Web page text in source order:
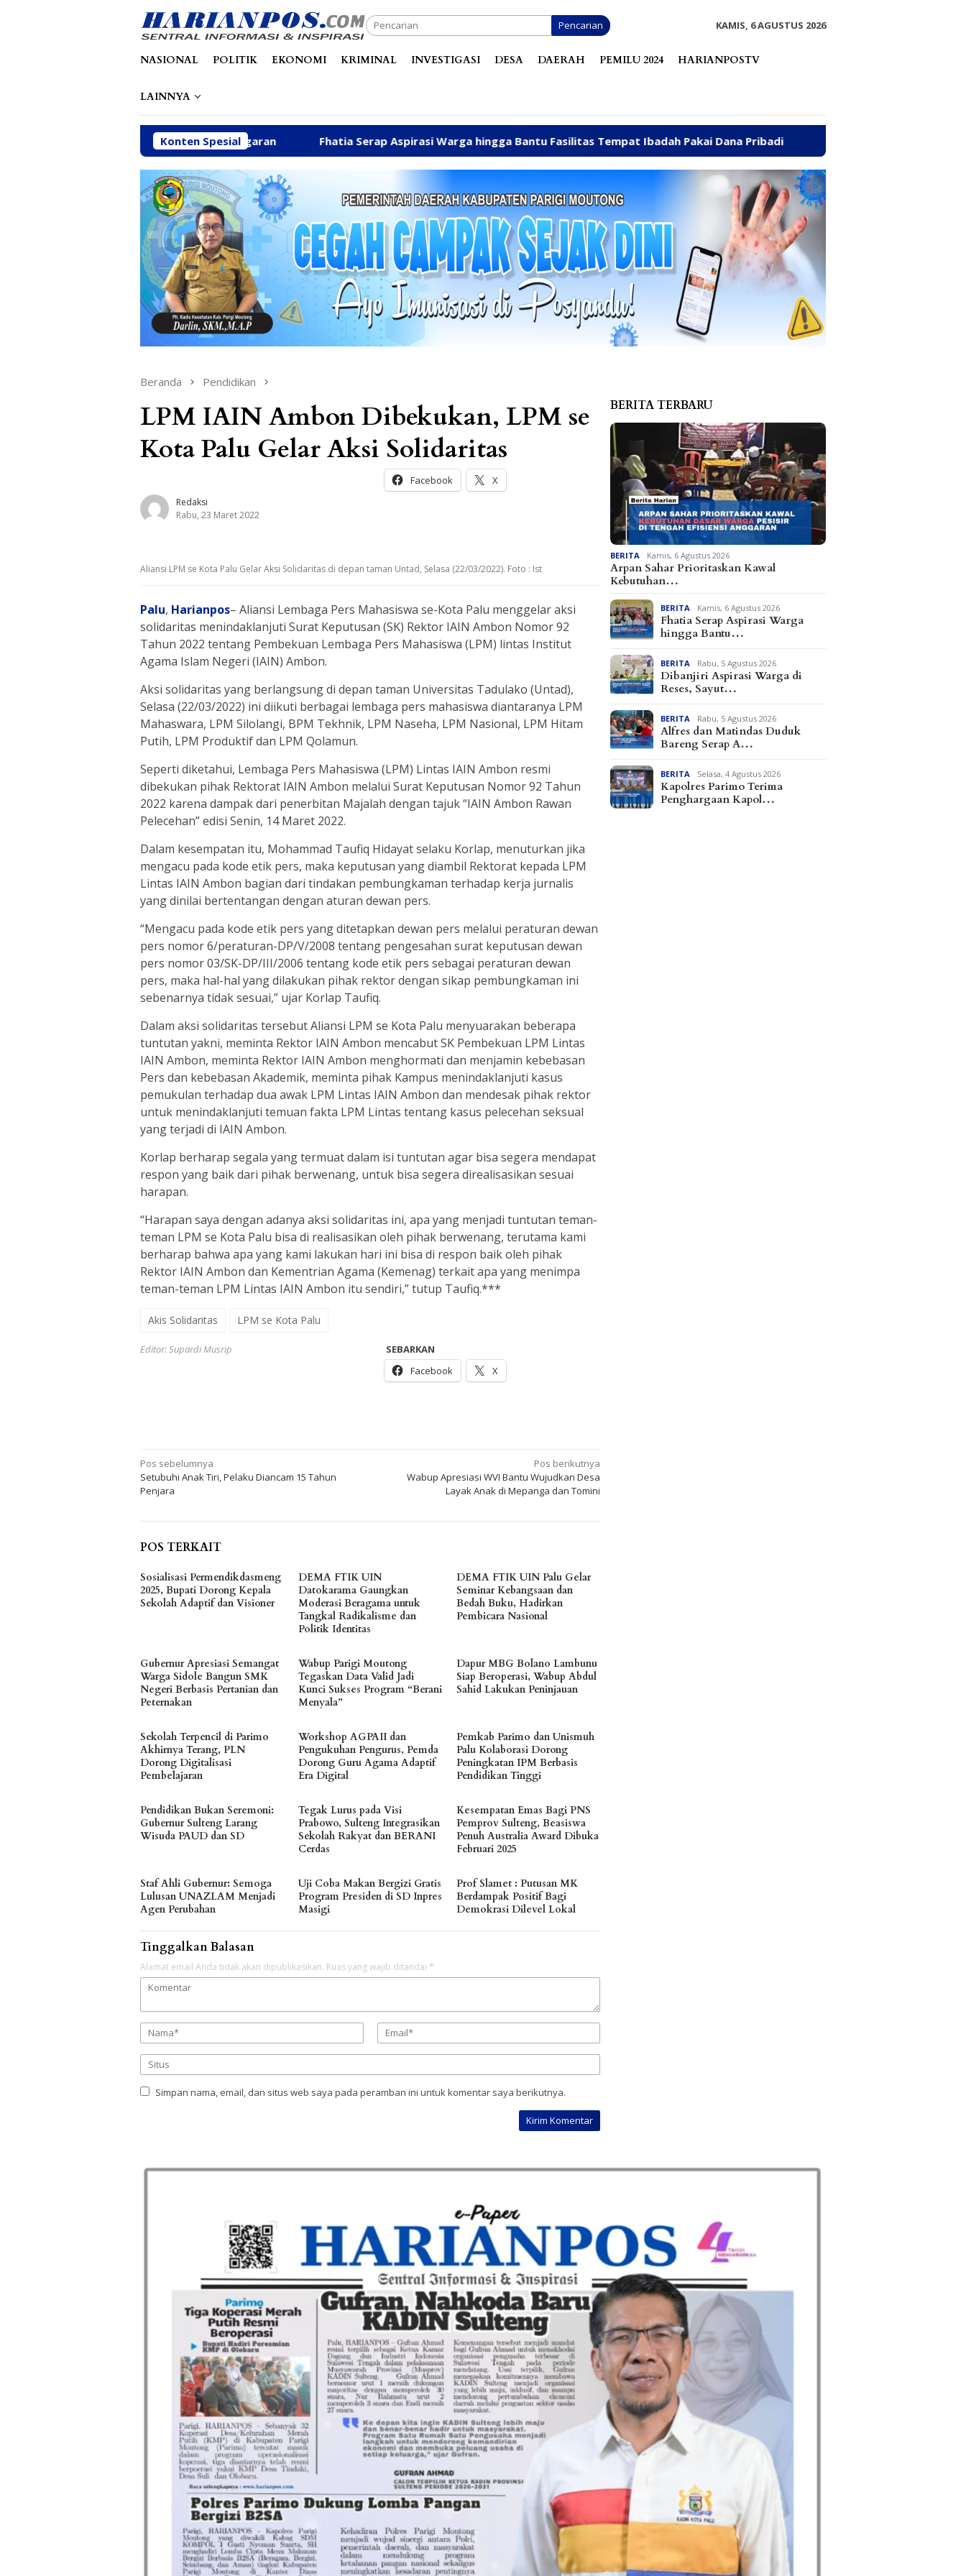
Pencarian KAMIS, 6 AGUSTUS 2026
NASIONAL POLITIK EKONOMI KRIMINAL INVESTIGASI DESA DAERAH PEMILU 2024 HARIANPOSTV
LAINNYA
Konten Spesial
Tengah Efisiensi Anggaran Fhatia Serap Aspirasi Warga hingga Bantu Fasilitas Tempat Ibadah Pakai Dana Pribadi Dibanjiri Aspirasi Warga di Reses, Sayutin
Beranda Pendidikan
LPM IAIN Ambon Dibekukan, LPM se
Kota Palu Gelar Aksi Solidaritas
Redaksi
Rabu, 23 Maret 2022
Facebook X
Aliansi LPM se Kota Palu Gelar Aksi Solidaritas di depan taman Untad, Selasa (22/03/2022). Foto : Ist
Palu, Harianpos– Aliansi Lembaga Pers Mahasiswa se-Kota Palu menggelar aksi
solidaritas menindaklanjuti Surat Keputusan (SK) Rektor IAIN Ambon Nomor 92
Tahun 2022 tentang Pembekuan Lembaga Pers Mahasiswa (LPM) lintas Institut
Agama Islam Negeri (IAIN) Ambon.
Aksi solidaritas yang berlangsung di depan taman Universitas Tadulako (Untad),
Selasa (22/03/2022) ini diikuti berbagai lembaga pers mahasiswa diantaranya LPM
Mahaswara, LPM Silolangi, BPM Tekhnik, LPM Naseha, LPM Nasional, LPM Hitam
Putih, LPM Produktif dan LPM Qolamun.
Seperti diketahui, Lembaga Pers Mahasiswa (LPM) Lintas IAIN Ambon resmi
dibekukan pihak Rektorat IAIN Ambon melalui Surat Keputusan Nomor 92 Tahun
2022 karena dampak dari penerbitan Majalah dengan tajuk “IAIN Ambon Rawan
Pelecehan” edisi Senin, 14 Maret 2022.
Dalam kesempatan itu, Mohammad Taufiq Hidayat selaku Korlap, menuturkan jika
mengacu pada kode etik pers, maka keputusan yang diambil Rektorat kepada LPM
Lintas IAIN Ambon bagian dari tindakan pembungkaman terhadap kerja jurnalis
yang dinilai bertentangan dengan aturan dewan pers.
“Mengacu pada kode etik pers yang ditetapkan dewan pers melalui peraturan dewan
pers nomor 6/peraturan-DP/V/2008 tentang pengesahan surat keputusan dewan
pers nomor 03/SK-DP/III/2006 tentang kode etik pers sebagai peraturan dewan
pers, maka hal-hal yang dilakukan pihak rektor dengan sikap pembungkaman ini
sebenarnya tidak sesuai,” ujar Korlap Taufiq.
Dalam aksi solidaritas tersebut Aliansi LPM se Kota Palu menyuarakan beberapa
tuntutan yakni, meminta Rektor IAIN Ambon mencabut SK Pembekuan LPM Lintas
IAIN Ambon, meminta Rektor IAIN Ambon menghormati dan menjamin kebebasan
Pers dan kebebasan Akademik, meminta pihak Kampus menindaklanjuti kasus
pemukulan terhadap dua awak LPM Lintas IAIN Ambon dan mendesak pihak rektor
untuk menindaklanjuti temuan fakta LPM Lintas tentang kasus pelecehan seksual
yang terjadi di IAIN Ambon.
Korlap berharap segala yang termuat dalam isi tuntutan agar bisa segera mendapat
respon yang baik dari pihak berwenang, untuk bisa segera direalisasikan sesuai
harapan.
“Harapan saya dengan adanya aksi solidaritas ini, apa yang menjadi tuntutan teman-
teman LPM se Kota Palu bisa di realisasikan oleh pihak berwenang, terutama kami
berharap bahwa apa yang kami lakukan hari ini bisa di respon baik oleh pihak
Rektor IAIN Ambon dan Kementrian Agama (Kemenag) terkait apa yang menimpa
teman-teman LPM Lintas IAIN Ambon itu sendiri,” tutup Taufiq.***
Akis Solidaritas LPM se Kota Palu
Editor: Supardi Musrip
SEBARKAN
Facebook
X
Navigasi
pos
Pos sebelumnya
Setubuhi Anak Tiri, Pelaku Diancam 15 Tahun
Penjara
Pos berikutnya
Wabup Apresiasi WVI Bantu Wujudkan Desa
Layak Anak di Mepanga dan Tomini
POS TERKAIT
Sosialisasi Permendikdasmeng
2025, Bupati Dorong Kepala
Sekolah Adaptif dan Visioner
DEMA FTIK UIN
Datokarama Gaungkan
Moderasi Beragama untuk
Tangkal Radikalisme dan
Politik Identitas
DEMA FTIK UIN Palu Gelar
Seminar Kebangsaan dan
Bedah Buku, Hadirkan
Pembicara Nasional
Gubernur Apresiasi Semangat
Warga Sidole Bangun SMK
Negeri Berbasis Pertanian dan
Peternakan
Wabup Parigi Moutong
Tegaskan Data Valid Jadi
Kunci Sukses Program “Berani
Menyala”
Dapur MBG Bolano Lambunu
Siap Beroperasi, Wabup Abdul
Sahid Lakukan Peninjauan
Sekolah Terpencil di Parimo
Akhirnya Terang, PLN
Dorong Digitalisasi
Pembelajaran
Workshop AGPAII dan
Pengukuhan Pengurus, Pemda
Dorong Guru Agama Adaptif
Era Digital
Pemkab Parimo dan Unismuh
Palu Kolaborasi Dorong
Peningkatan IPM Berbasis
Pendidikan Tinggi
Pendidikan Bukan Seremoni:
Gubernur Sulteng Larang
Wisuda PAUD dan SD
Tegak Lurus pada Visi
Prabowo, Sulteng Integrasikan
Sekolah Rakyat dan BERANI
Cerdas
Kesempatan Emas Bagi PNS
Pemprov Sulteng, Beasiswa
Penuh Australia Award Dibuka
Februari 2025
Staf Ahli Gubernur: Semoga
Lulusan UNAZLAM Menjadi
Agen Perubahan
Uji Coba Makan Bergizi Gratis
Program Presiden di SD Inpres
Masigi
Prof Slamet : Putusan MK
Berdampak Positif Bagi
Demokrasi Dilevel Lokal
Tinggalkan Balasan
Alamat email Anda tidak akan dipublikasikan. Ruas yang wajib ditandai *
Simpan nama, email, dan situs web saya pada peramban ini untuk komentar saya berikutnya.
BERITA TERBARU
BERITA Kamis, 6 Agustus 2026
Arpan Sahar Prioritaskan Kawal
Kebutuhan…
BERITA Kamis, 6 Agustus 2026
Fhatia Serap Aspirasi Warga
hingga Bantu…
BERITA Rabu, 5 Agustus 2026
Dibanjiri Aspirasi Warga di
Reses, Sayut…
BERITA Rabu, 5 Agustus 2026
Alfres dan Matindas Duduk
Bareng Serap A…
BERITA Selasa, 4 Agustus 2026
Kapolres Parimo Terima
Penghargaan Kapol…